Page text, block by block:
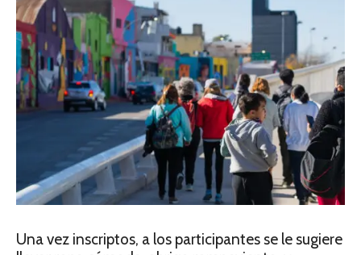
Una vez inscriptos, a los participantes se le sugiere